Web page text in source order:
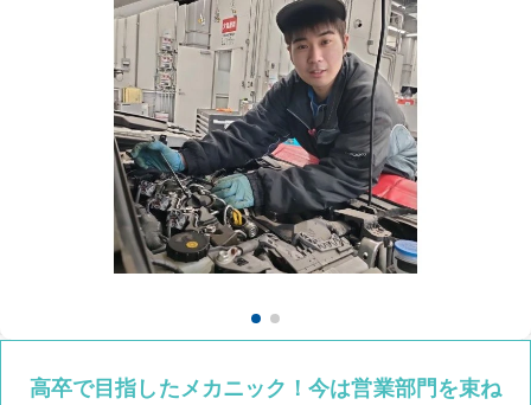
高卒で目指したメカニック！今は営業部門を束ね